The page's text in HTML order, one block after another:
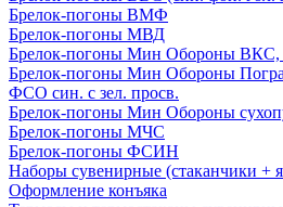
Брелок-погоны ВМФ
Брелок-погоны МВД
Брелок-погоны Мин Обороны
Брелок-погоны Мин Обороны
ФСО син. с зел. просв.
Брелок-погоны Мин Обороны
Брелок-погоны МЧС
Брелок-погоны ФСИН
Наборы сувенирные (стаканчики +
Оформление конъяка